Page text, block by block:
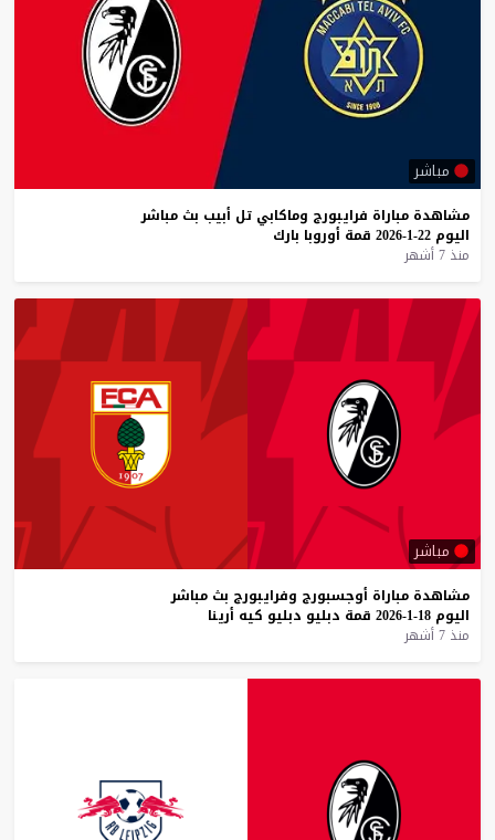
مباشر
مشاهدة مباراة فرايبورج وماكابي تل أبيب بث مباشر
اليوم 22-1-2026 قمة أوروبا بارك
منذ 7 أشهر
مباشر
مشاهدة مباراة أوجسبورج وفرايبورج بث مباشر
اليوم 18-1-2026 قمة دبليو دبليو كيه أرينا
منذ 7 أشهر